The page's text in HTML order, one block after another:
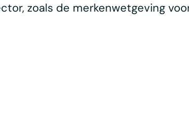
zoals de merkenwetgeving